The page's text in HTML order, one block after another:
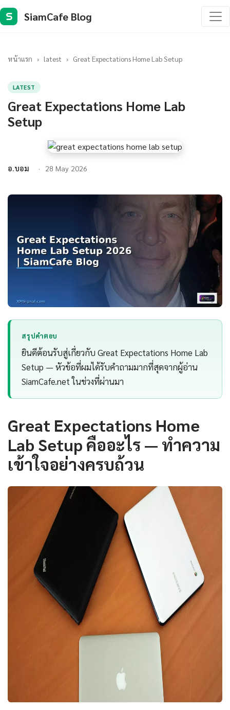
S SiamCafe Blog
หน้าแรก › latest › Great Expectations Home Lab Setup
LATEST
Great Expectations Home Lab
Setup
อ.บอม 28 May 2026
สรุปคำตอบ
ยินดีต้อนรับสู่เกี่ยวกับ Great Expectations Home Lab
Setup — หัวข้อที่ผมได้รับคำถามมากที่สุดจากผู้อ่าน
SiamCafe.net ในช่วงที่ผ่านมา
Great Expectations Home
Lab Setup คืออะไร — ทำความ
เข้าใจอย่างครบถ้วน